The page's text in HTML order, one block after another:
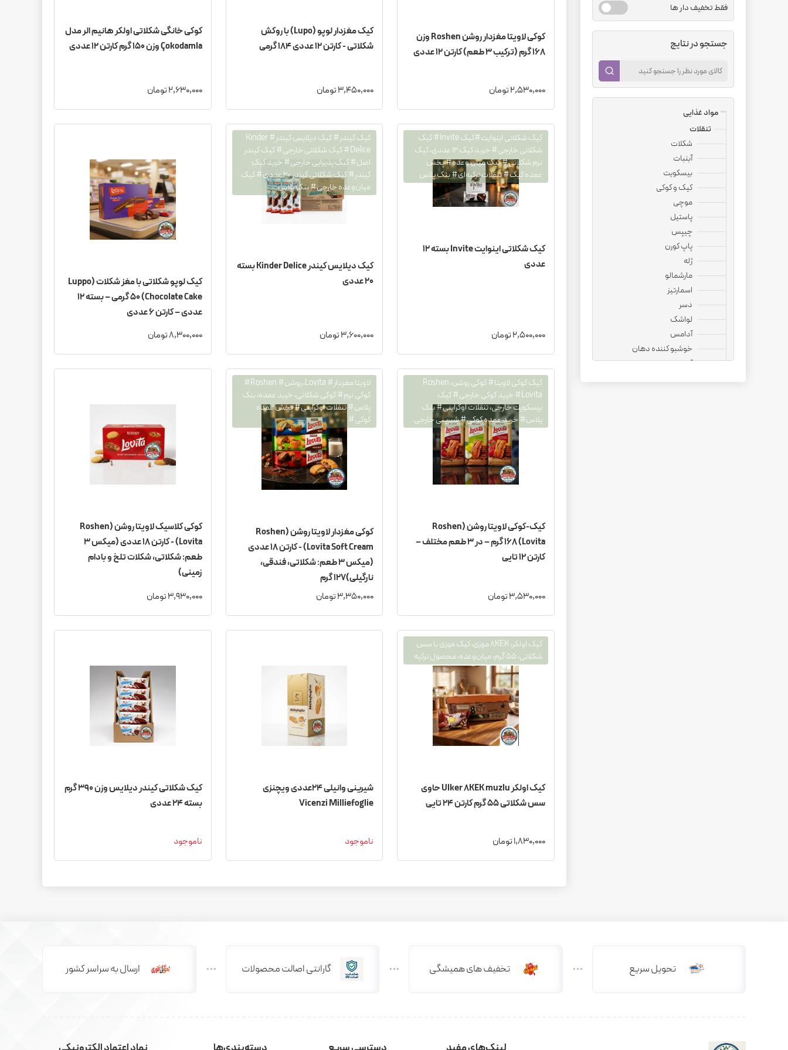
فقط تخفیف دار ها
جستجو در نتایج
مواد غذایی
تنقلات
شکلات
آبنبات
بیسکویت
کیک و کوکی
موچی
پاستیل
چیپس
پاپ کورن
ژله
مارشمالو
اسمارتیز
دسر
لواشک
آدامس
خوشبو کننده دهان
آجیل
شوینده ظرفشویی
کوکی لاویتا مغزدار روشن Roshen وزن
۱۶۸ گرم (ترکیب ۳ طعم) کارتن 12 عددی
2,530,000 تومان
کیک مغزدار لوپو (Lupo) با روکش
شکلاتی - کارتن ۱۲ عددی ۱۸۴ گرمی
3,450,000 تومان
کوکی خانگی شکلاتی اولکر هانیم الر مدل
Çokodamla وزن ۱۵۰ گرم کارتن 12 عددی
2,630,000 تومان
کیک شکلاتی اینوایت#کیک Invite# کیک
شکلاتی خارجی# خرید کیک ۱۲ عددی، کیک
نرم شکلاتی# کیک میان وعده# پخش
عمده کیک# تنقلات ترکیه‌ای# بنک پلاس
کیک شکلاتی اینوایت Invite بسته ۱۲
عددی
2,500,000 تومان
کیک کیندر# کیک دیلایس کیندر# Kinder
Delice# کیک شکلاتی خارجی# کیک کیندر
اصل# کیک پذیرایی خارجی# خرید کیک
کیندر# کیک شکلاتی کیندر ۲۰ عددی# کیک
میان‌وعده خارجی# بنک پلاس
کیک دیلایس کیندر Kinder Delice بسته
۲۰ عددی
3,600,000 تومان
کیک لوپو شکلاتی با مغز شکلات (Luppo
Chocolate Cake) 50 گرمی – بسته 12
عددی – کارتن 6 عددی
8,300,000 تومان
کیک کوکی لاویتا# کوکی روشن، Roshen
Lovita# خرید کوکی خارجی# کیک
بیسکویت خارجی، تنقلات اوکراینی# بنک
پلاس# خرید عمده کوکی# شیرینی خارجی.
کیک-کوکی لاویتا روشن (Roshen
Lovita) ۱۶۸ گرم – در ۳ طعم مختلف –
کارتن ۱۲ تایی
3,530,000 تومان
لاویتا مغزدار# Lovita، روشن# Roshen#
کوکی نرم# کوکی شکلاتی، خرید عمده، بنک
پلاس# تنقلات اوکراینی# پخش عمده
کوکی#
کوکی مغزدار لاویتا روشن (Roshen
Lovita Soft Cream) - کارتن ۱۸ عددی
(میکس ۳ طعم: شکلاتی، فندقی،
نارگیلی)127 گرم
3,350,000 تومان
کوکی کلاسیک لاویتا روشن (Roshen
Lovita) - کارتن ۱۸ عددی (میکس ۳
طعم: شکلاتی، شکلات تلخ و بادام
زمینی)
3,930,000 تومان
کیک اولکر، 8KEK موزی، کیک موزی با سس
شکلاتی، ۵۵ گرم، میان‌وعده، محصول ترکیه
کیک اولکر Ulker 8KEK muzlu حاوی
سس شکلاتی 55 گرم کارتن 24 تایی
1,830,000 تومان
شیرینی وانیلی 24عددی ویچنزی
Vicenzi Milliefoglie
ناموجود
کیک شکلاتی کیندر دیلایس وزن ۳۹۰ گرم
بسته 24 عددی
ناموجود
تحویل سریع تخفیف های همیشگی گارانتی اصالت محصولات ارسال به سراسر کشور